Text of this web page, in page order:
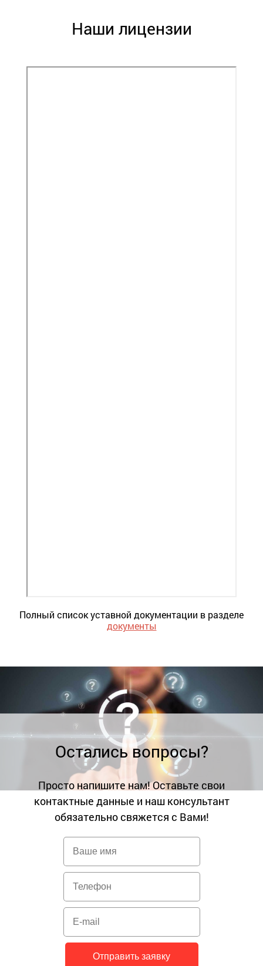
Наши лицензии
Полный список уставной документации в разделе
документы
Остались вопросы?
Просто напишите нам! Оставьте свои
контактные данные и наш консультант
обязательно свяжется с Вами!